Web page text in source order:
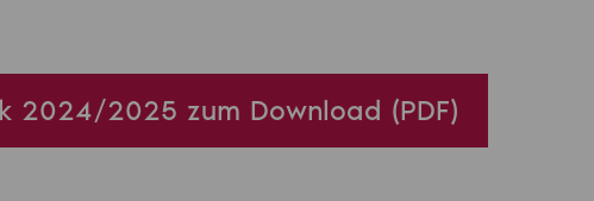
2024/2025 zum Download (PDF)